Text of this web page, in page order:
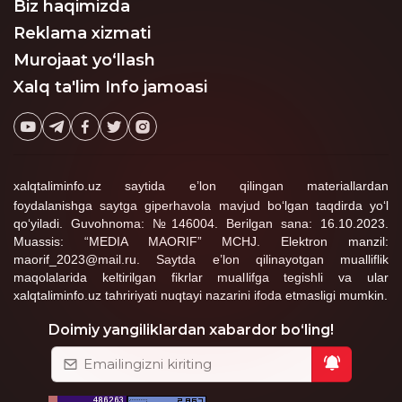
21:54:34 / 22.08.2024
... : Assalomu alaykum
Javob
А. Исматов
15:39:19 / 21.01.2025
Ba'zi maktablarda o'quvchilar 2 smenada
o'qiydi va dekabr ,yanvar ,fevral oylarida kun
qisqaligini hisobga olib tanafuslar 5 minut
,katta tanafuslar 10 minutdan qilib ,dars
mashg'ulotlari davomiyligi 40 minutdan
qilib belgilangan.
taxrirlangan
1 Javob
Gulzada Abiyeva
14:42:04 / 15.08.2025
... :
Biz haqimizda
Reklama xizmati
Murojaat yo‘llash
Xalq ta'lim Info jamoasi
xalqtaliminfo.uz saytida e’lon qilingan materiallardan
foydalanishga saytga giperhavola mavjud bo‘lgan taqdirda yo‘l
qo‘yiladi. Guvohnoma: №146004. Berilgan sana: 16.10.2023.
Muassis: “MEDIA MAORIF” MCHJ. Elektron manzil:
maorif_2023@mail.ru. Saytda e’lon qilinayotgan mualliflik
maqolalarida keltirilgan fikrlar muallifga tegishli va ular
xalqtaliminfo.uz tahririyati nuqtayi nazarini ifoda etmasligi mumkin.
Doimiy yangiliklardan xabardor bo‘ling!